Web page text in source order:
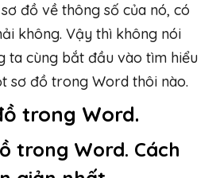
đồ về thông số của nó, có
không. Vậy thì không nói
ta cùng bắt đầu vào tìm hiểu
sơ đồ trong Word thôi nào.
trong Word.
trong Word. Cách